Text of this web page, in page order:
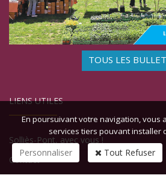
TOUS LES
LIENS UTILES
Solliès-Pont, avec vous !
Contact
En poursuivant votre navigation, vous
services tiers pouvant installer
Personnaliser Tout Refuser